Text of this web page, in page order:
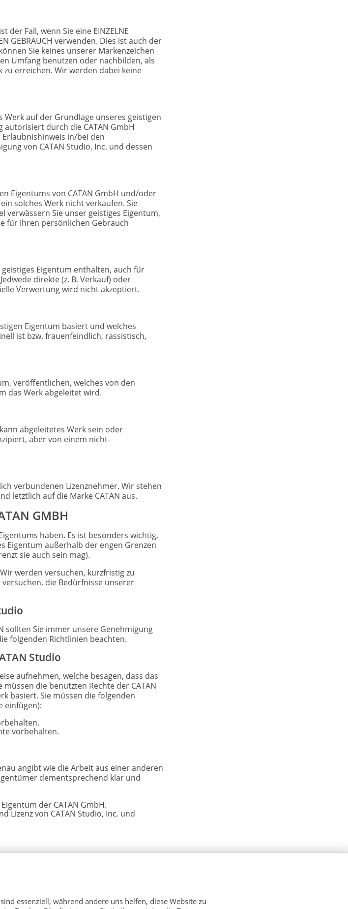
essenziell, während andere uns helfen, diese Website zu
Fall, wenn Sie eine EINZELNE
GEBRAUCH verwenden. Dies ist auch der
Sie keines unserer Markenzeichen
Umfang benutzen oder nachbilden, als
erreichen. Wir werden dabei keine
auf der Grundlage unseres geistigen
durch die CATAN GmbH
in/bei den
von CATAN Studio, Inc. und dessen
Eigentums von CATAN GmbH und/oder
solches Werk nicht verkaufen. Sie
verwässern Sie unser geistiges Eigentum,
für Ihren persönlichen Gebrauch
Eigentum enthalten, auch für
direkte (z. B. Verkauf) oder
Verwertung wird nicht akzeptiert.
Eigentum basiert und welches
ist bzw. frauenfeindlich, rassistisch,
veröffentlichen, welches von den
das Werk abgeleitet wird.
abgeleitetes Werk sein oder
aber von einem nicht-
verbundenen Lizenznehmer. Wir stehen
letztlich auf die Marke CATAN aus.
GMBH
haben. Es ist besonders wichtig,
Eigentum außerhalb der engen Grenzen
sie auch sein mag).
werden versuchen, kurzfristig zu
die Bedürfnisse unserer
sollten Sie immer unsere Genehmigung
folgenden Richtlinien beachten.
Studio
aufnehmen, welche besagen, dass das
die benutzten Rechte der CATAN
basiert. Sie müssen die folgenden
einfügen):
vorbehalten.
angibt wie die Arbeit aus einer anderen
dementsprechend klar und
der CATAN GmbH.
Lizenz von CATAN Studio, Inc. und